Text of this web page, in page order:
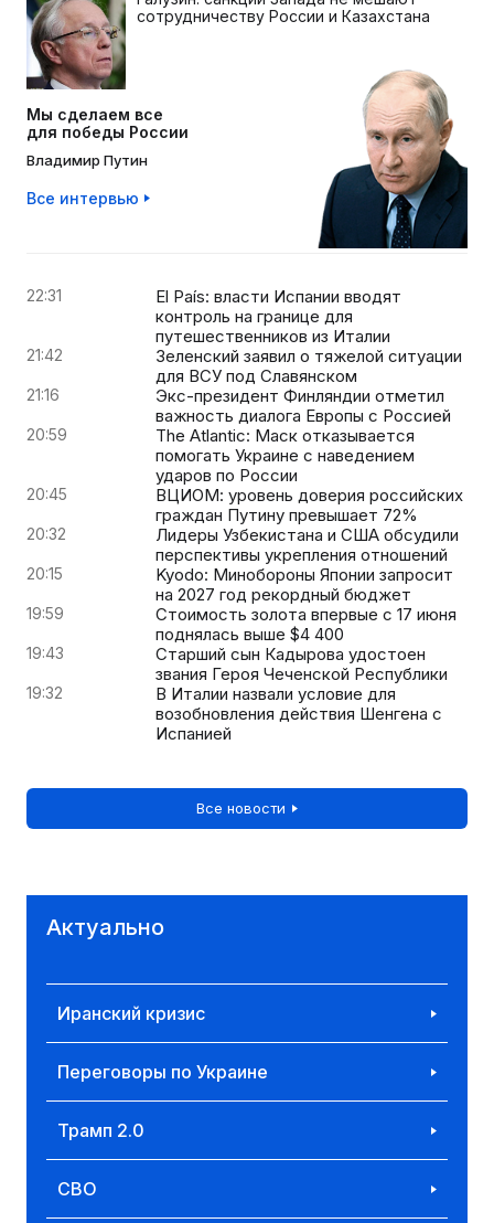
сотрудничеству России и Казахстана
Мы сделаем все
для победы России
Владимир Путин
Все интервью
22:31
El País: власти Испании вводят
контроль на границе для
путешественников из Италии
21:42
Зеленский заявил о тяжелой ситуации
для ВСУ под Славянском
21:16
Экс-президент Финляндии отметил
важность диалога Европы с Россией
20:59
The Atlantic: Маск отказывается
помогать Украине с наведением
ударов по России
20:45
ВЦИОМ: уровень доверия российских
граждан Путину превышает 72%
20:32
Лидеры Узбекистана и США обсудили
перспективы укрепления отношений
20:15
Kyodo: Минобороны Японии запросит
на 2027 год рекордный бюджет
19:59
Стоимость золота впервые с 17 июня
поднялась выше $4 400
19:43
Старший сын Кадырова удостоен
звания Героя Чеченской Республики
19:32
В Италии назвали условие для
возобновления действия Шенгена с
Испанией
Все новости
Актуально
Иранский кризис
Переговоры по Украине
Трамп 2.0
СВО